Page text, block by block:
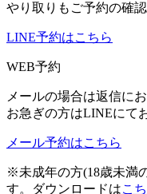
やり取りもご予約の確
LINE予約はこちら
WEB予約
メールの場合は返信に
お急ぎの方はLINEにて
メール予約はこちら
※未成年の方(18歳未満
す。ダウンロードはこ